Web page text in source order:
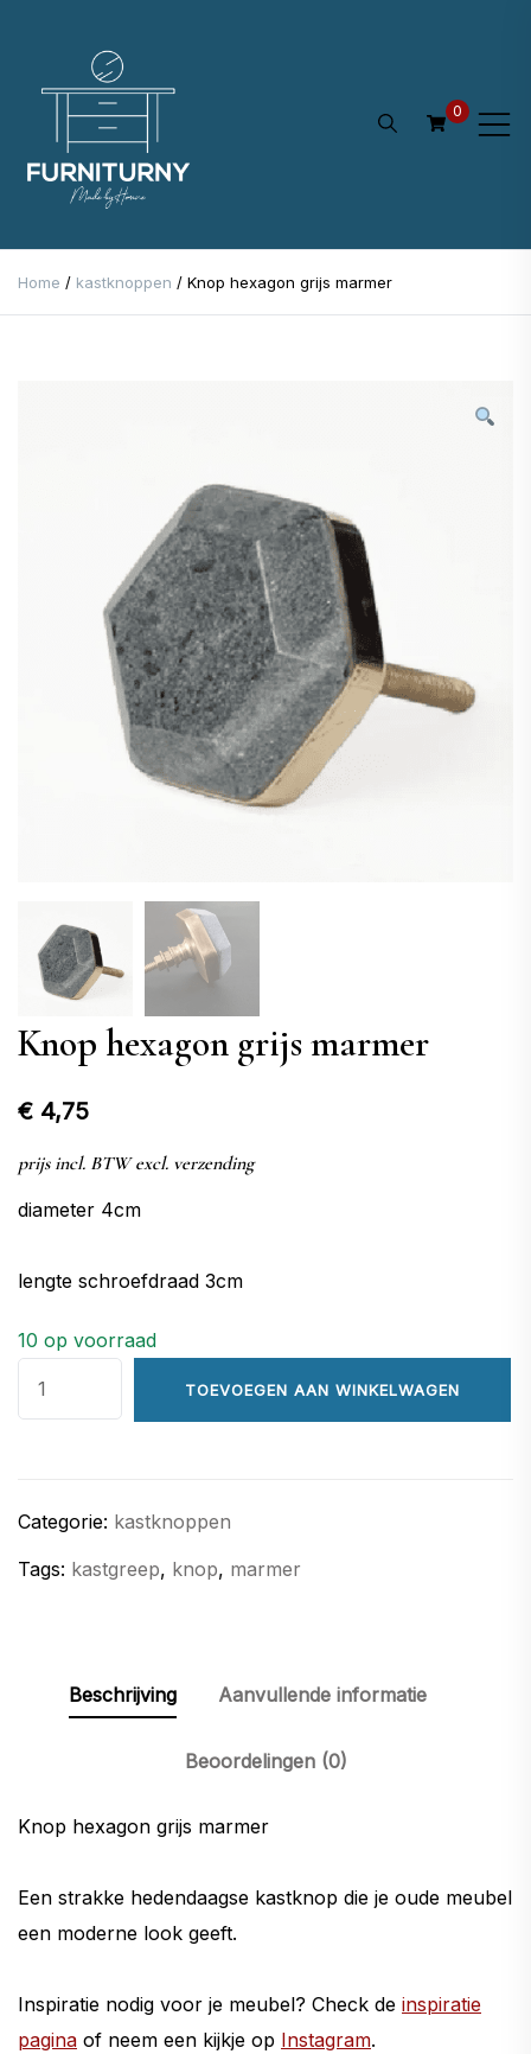
0
Home / kastknoppen / Knop hexagon grijs marmer
Knop hexagon grijs marmer
€ 4,75
prijs incl. BTW excl. verzending
diameter 4cm
lengte schroefdraad 3cm
10 op voorraad
hexagon
aantal
TOEVOEGEN AAN WINKELWAGEN
Categorie: kastknoppen
Tags: kastgreep, knop, marmer
Beschrijving Aanvullende informatie
Beoordelingen (0)
Knop hexagon grijs marmer
Een strakke hedendaagse kastknop die je oude meubel
een moderne look geeft.
Inspiratie nodig voor je meubel? Check de inspiratie
pagina of neem een kijkje op Instagram.